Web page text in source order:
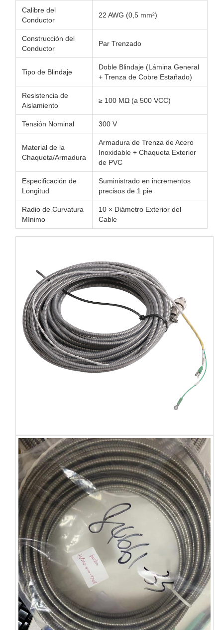
Calibre del
Conductor
22 AWG (0,5 mm²)
Construcción del
Conductor
Par Trenzado
Tipo de Blindaje
Doble Blindaje (Lámina General
+ Trenza de Cobre Estañado)
Resistencia de
Aislamiento
≥ 100 MΩ (a 500 VCC)
Tensión Nominal 300 V
Material de la
Chaqueta/Armadura
Armadura de Trenza de Acero
Inoxidable + Chaqueta Exterior
de PVC
Especificación de
Longitud
Suministrado en incrementos
precisos de 1 pie
Radio de Curvatura
Mínimo
10 × Diámetro Exterior del
Cable